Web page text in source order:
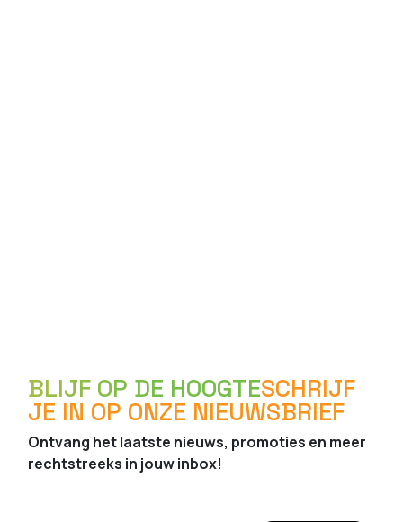
BLIJF OP DE HOOGTESCHRIJF
JE IN OP ONZE NIEUWSBRIEF
Ontvang het laatste nieuws, promoties en meer
rechtstreeks in jouw inbox!